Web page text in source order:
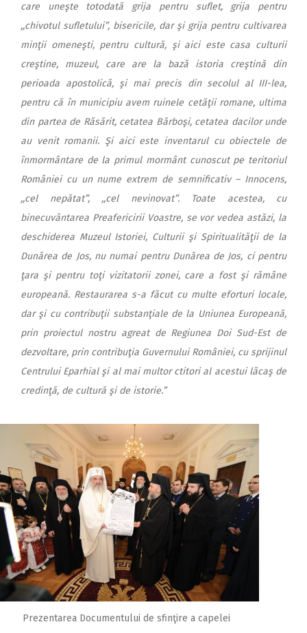
care uneşte totodată grija pentru suflet, grija pentru
,,chivotul sufletului”, bisericile, dar şi grija pentru cultivarea
minţii omeneşti, pentru cultură, şi aici este casa culturii
creştine, muzeul, care are la bază istoria creştină din
perioada apostolică, şi mai precis din secolul al III-lea,
pentru că în municipiu avem ruinele cetăţii romane, ultima
din partea de Răsărit, cetatea Bărboşi, cetatea dacilor unde
au venit romanii. Şi aici este inventarul cu obiectele de
înmormântare de la primul mormânt cunoscut pe teritoriul
României cu un nume extrem de semnificativ – Innocens,
,,cel nepătat”, ,,cel nevinovat”. Toate acestea, cu
binecuvântarea Preafericirii Voastre, se vor vedea astăzi, la
deschiderea Muzeul Istoriei, Culturii şi Spiritualităţii de la
Dunărea de Jos, nu numai pentru Dunărea de Jos, ci pentru
ţara şi pentru toţi vizitatorii zonei, care a fost şi rămâne
europeană. Restaurarea s-a făcut cu multe eforturi locale,
dar şi cu contribuţii substanţiale de la Uniunea Europeană,
prin proiectul nostru agreat de Regiunea Doi Sud-Est de
dezvoltare, prin contribuţia Guvernului României, cu sprijinul
Centrului Eparhial şi al mai multor ctitori al acestui lăcaş de
credinţă, de cultură şi de istorie.”
Prezentarea Documentului de sfinţire a capelei